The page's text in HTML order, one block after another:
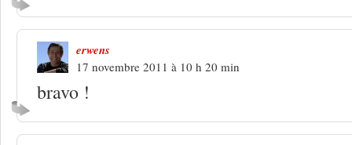
erwens
17 novembre 2011 à 10 h 20 min
bravo !